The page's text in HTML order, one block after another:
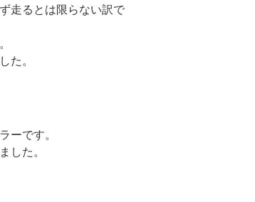
走るとは限らない訳で
た。
ーです。
した。